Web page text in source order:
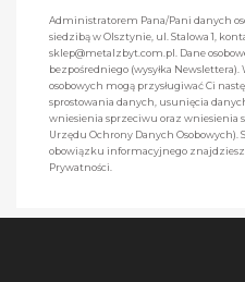
Administratorem Pana/Pani danych
siedzibą w Olsztynie, ul. Stalowa 1,
sklep@metalzbyt.com.pl. Dane
bezpośredniego (wysyłka
osobowych mogą przysługiwać Ci
sprostowania danych, usunięcia
wniesienia sprzeciwu oraz wniesienia
Urzędu Ochrony Danych Osobowych).
obowiązku informacyjnego
Prywatności.